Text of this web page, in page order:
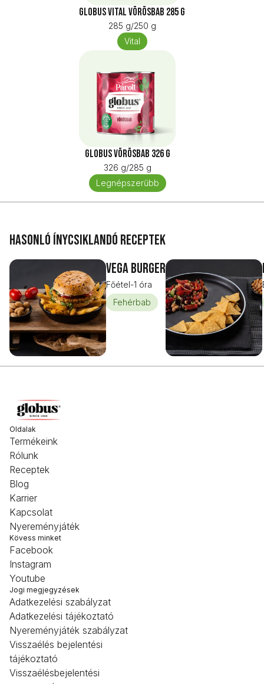
Globus Vital Vörösbab 285 g
285 g/250 g
Vital
Globus Vörösbab 326 g
326 g/285 g
Legnépszerűbb
Hasonló ínycsiklandó receptek
Vega burger
Főétel-1 óra
Fehérbab
Oldalak
Termékeink
Rólunk
Receptek
Blog
Karrier
Kapcsolat
Nyereményjáték
Kövess minket
Facebook
Instagram
Youtube
Jogi megjegyzések
Adatkezelési szabályzat
Adatkezelési tájékoztató
Nyereményjáték szabályzat
Visszaélés bejelentési
tájékoztató
Visszaélésbejelentési